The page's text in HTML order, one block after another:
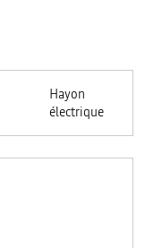
Hayon
électrique